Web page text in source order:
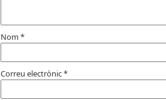
Nom *
Correu electrònic*